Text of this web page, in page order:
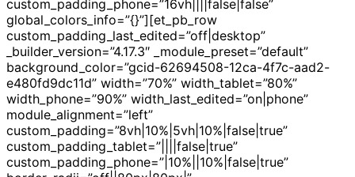
custom_padding_phone=”16vh||||false|false”
global_colors_info=”{}”][et_pb_row
custom_padding_last_edited=”off|desktop”
_builder_version=”4.17.3″ _module_preset=”default”
background_color=”gcid-62694508-12ca-4f7c-aad2-
e480fd9dc11d” width=”70%” width_tablet=”80%”
width_phone=”90%” width_last_edited=”on|phone”
module_alignment=”left”
custom_padding=”8vh|10%|5vh|10%|false|true”
custom_padding_tablet=”||||false|true”
custom_padding_phone=”|10%||10%|false|true”